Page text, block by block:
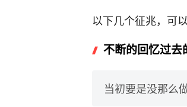
以下几个征兆，可
不断的回忆过去
当初要是没那么